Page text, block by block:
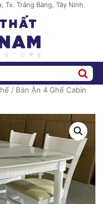
Tx. Trảng Bàng, Tây Ninh
/ Bàn Ăn 4 Ghế Cabin